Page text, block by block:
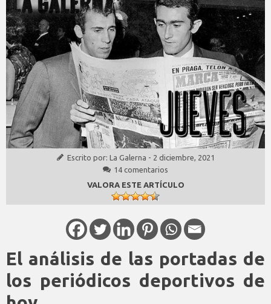
Escrito por: La Galerna - 2 diciembre, 2021
14 comentarios
VALORA ESTE ARTÍCULO
El análisis de las portadas de
los periódicos deportivos de